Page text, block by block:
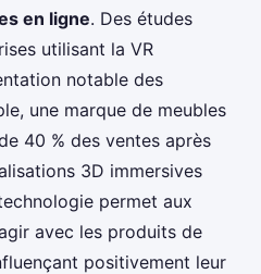
en ligne. Des études
utilisant la VR
notable des
une marque de meubles
40 % des ventes après
3D immersives
permet aux
avec les produits de
positivement leur